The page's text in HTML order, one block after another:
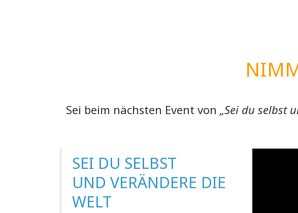
Sei beim nächsten Event von „Sei du selbst
SEI DU SELBST
UND VERÄNDERE DIE
WELT